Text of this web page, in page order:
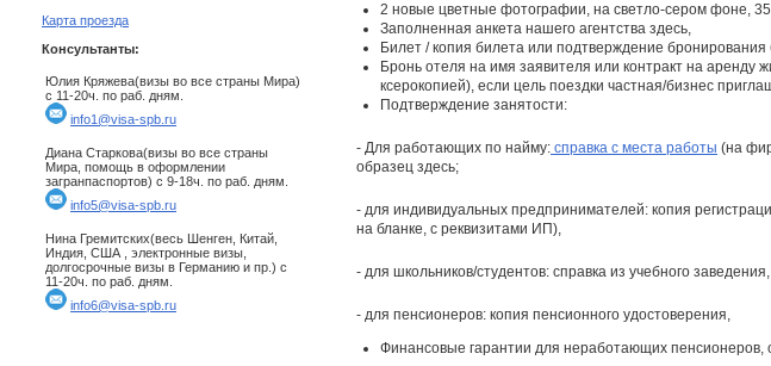
Карта проезда
Консультанты:
Юлия Кряжева(визы во все страны Мира)
с 11-20ч. по раб. дням.
info1@visa-spb.ru
Диана Старкова(визы во все страны
Мира, помощь в оформлении
загранпаспортов) с 9-18ч. по раб. дням.
info5@visa-spb.ru
Нина Гремитских(весь Шенген, Китай,
Индия, США , электронные визы,
долгосрочные визы в Германию и пр.) с
11-20ч. по раб. дням.
info6@visa-spb.ru
2 новые цветные фотографии, на светло-сером фоне,
Заполненная анкета нашего агентства здесь,
Билет / копия билета или подтверждение
Бронь отеля на имя заявителя или контракт на
ксерокопией), если цель поездки частная/бизнес
Подтверждение занятости:
- Для работающих по найму: справка с места работы (на
образец здесь;
- для индивидуальных предпринимателей: копия
на бланке, с реквизитами ИП),
- для школьников/студентов: справка из учебного заведения,
- для пенсионеров: копия пенсионного удостоверения,
Финансовые гарантии для неработающих пенсионеров,